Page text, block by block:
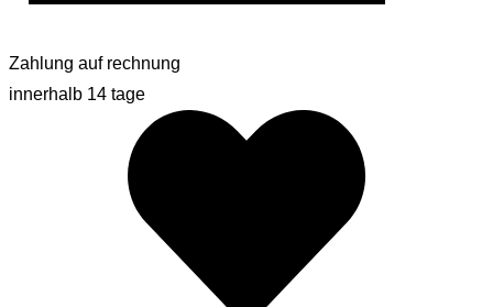
Zahlung auf rechnung
innerhalb 14 tage